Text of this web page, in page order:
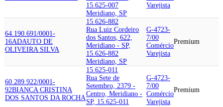
15.625-007
Meridiano, SP
Varejista
64.190.691/0001-
16ADAUTO DE
OLIVEIRA SILVA
15.626-882
Rua Luiz Cordeiro
dos Santos, 622,
Meridiano - SP,
15.626-882
Meridiano, SP
G-4723-
7/00
Comércio
Varejista
Premium
60.289.922/0001-
92BIANCA CRISTINA
DOS SANTOS DA ROCHA
15.625-011
Rua Sete de
Setembro, 2379 -
Centro, Meridiano -
SP, 15.625-011
G-4723-
7/00
Comércio
Varejista
Premium